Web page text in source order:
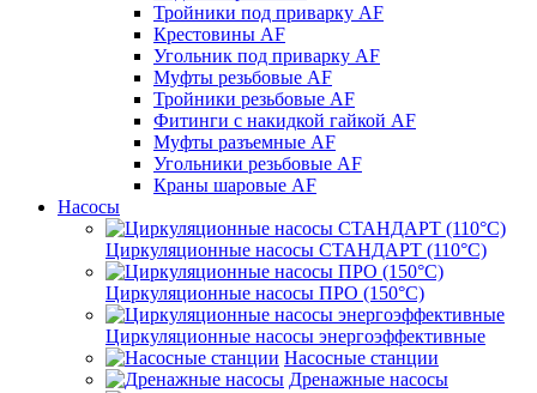
Тройники под приварку AF
Крестовины AF
Угольник под приварку AF
Муфты резьбовые AF
Тройники резьбовые AF
Фитинги с накидкой гайкой AF
Муфты разъемные AF
Угольники резьбовые AF
Краны шаровые AF
Насосы
Циркуляционные насосы СТАНДАРТ (110°C)
Циркуляционные насосы ПРО (150°C)
Циркуляционные насосы энергоэффективные
Насосные станции
Дренажные насосы